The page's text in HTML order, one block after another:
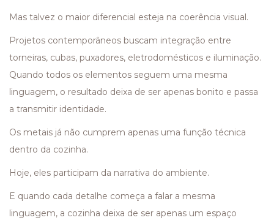
Mas talvez o maior diferencial esteja na coerência visual.
Projetos contemporâneos buscam integração entre
torneiras, cubas, puxadores, eletrodomésticos e iluminação.
Quando todos os elementos seguem uma mesma
linguagem, o resultado deixa de ser apenas bonito e passa
a transmitir identidade.
Os metais já não cumprem apenas uma função técnica
dentro da cozinha.
Hoje, eles participam da narrativa do ambiente.
E quando cada detalhe começa a falar a mesma
linguagem, a cozinha deixa de ser apenas um espaço